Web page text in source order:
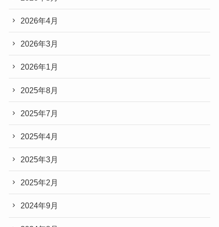
2026年4月
2026年3月
2026年1月
2025年8月
2025年7月
2025年4月
2025年3月
2025年2月
2024年9月